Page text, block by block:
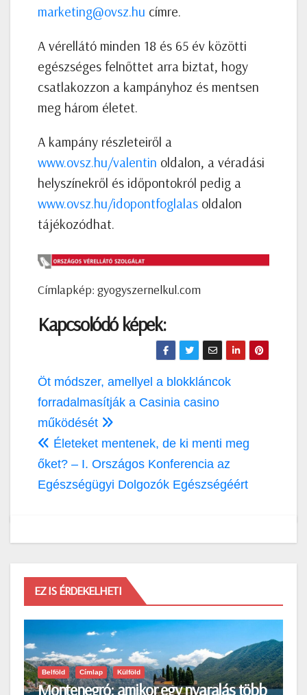
marketing@ovsz.hu címre.
A vérellátó minden 18 és 65 év közötti
egészséges felnőttet arra biztat, hogy
csatlakozzon a kampányhoz és mentsen
meg három életet.
A kampány részleteiről a
www.ovsz.hu/valentin oldalon, a véradási
helyszínekről és időpontokról pedig a
www.ovsz.hu/idopontfoglalas oldalon
tájékozódhat.
Címlapkép: gyogyszernelkul.com
Kapcsolódó képek:
Bejegyzés
navigáció
Öt módszer, amellyel a blokkláncok
forradalmasítják a Casinia casino
működését
Életeket mentenek, de ki menti meg
őket? – I. Országos Konferencia az
Egészségügyi Dolgozók Egészségéért
EZ IS ÉRDEKELHETI
Belföld Címlap Külföld
Montenegró: amikor egy nyaralás több